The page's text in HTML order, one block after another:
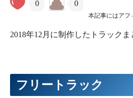
本記事にはアフ
0 0
2018年12月に制作したトラックま
フリートラック